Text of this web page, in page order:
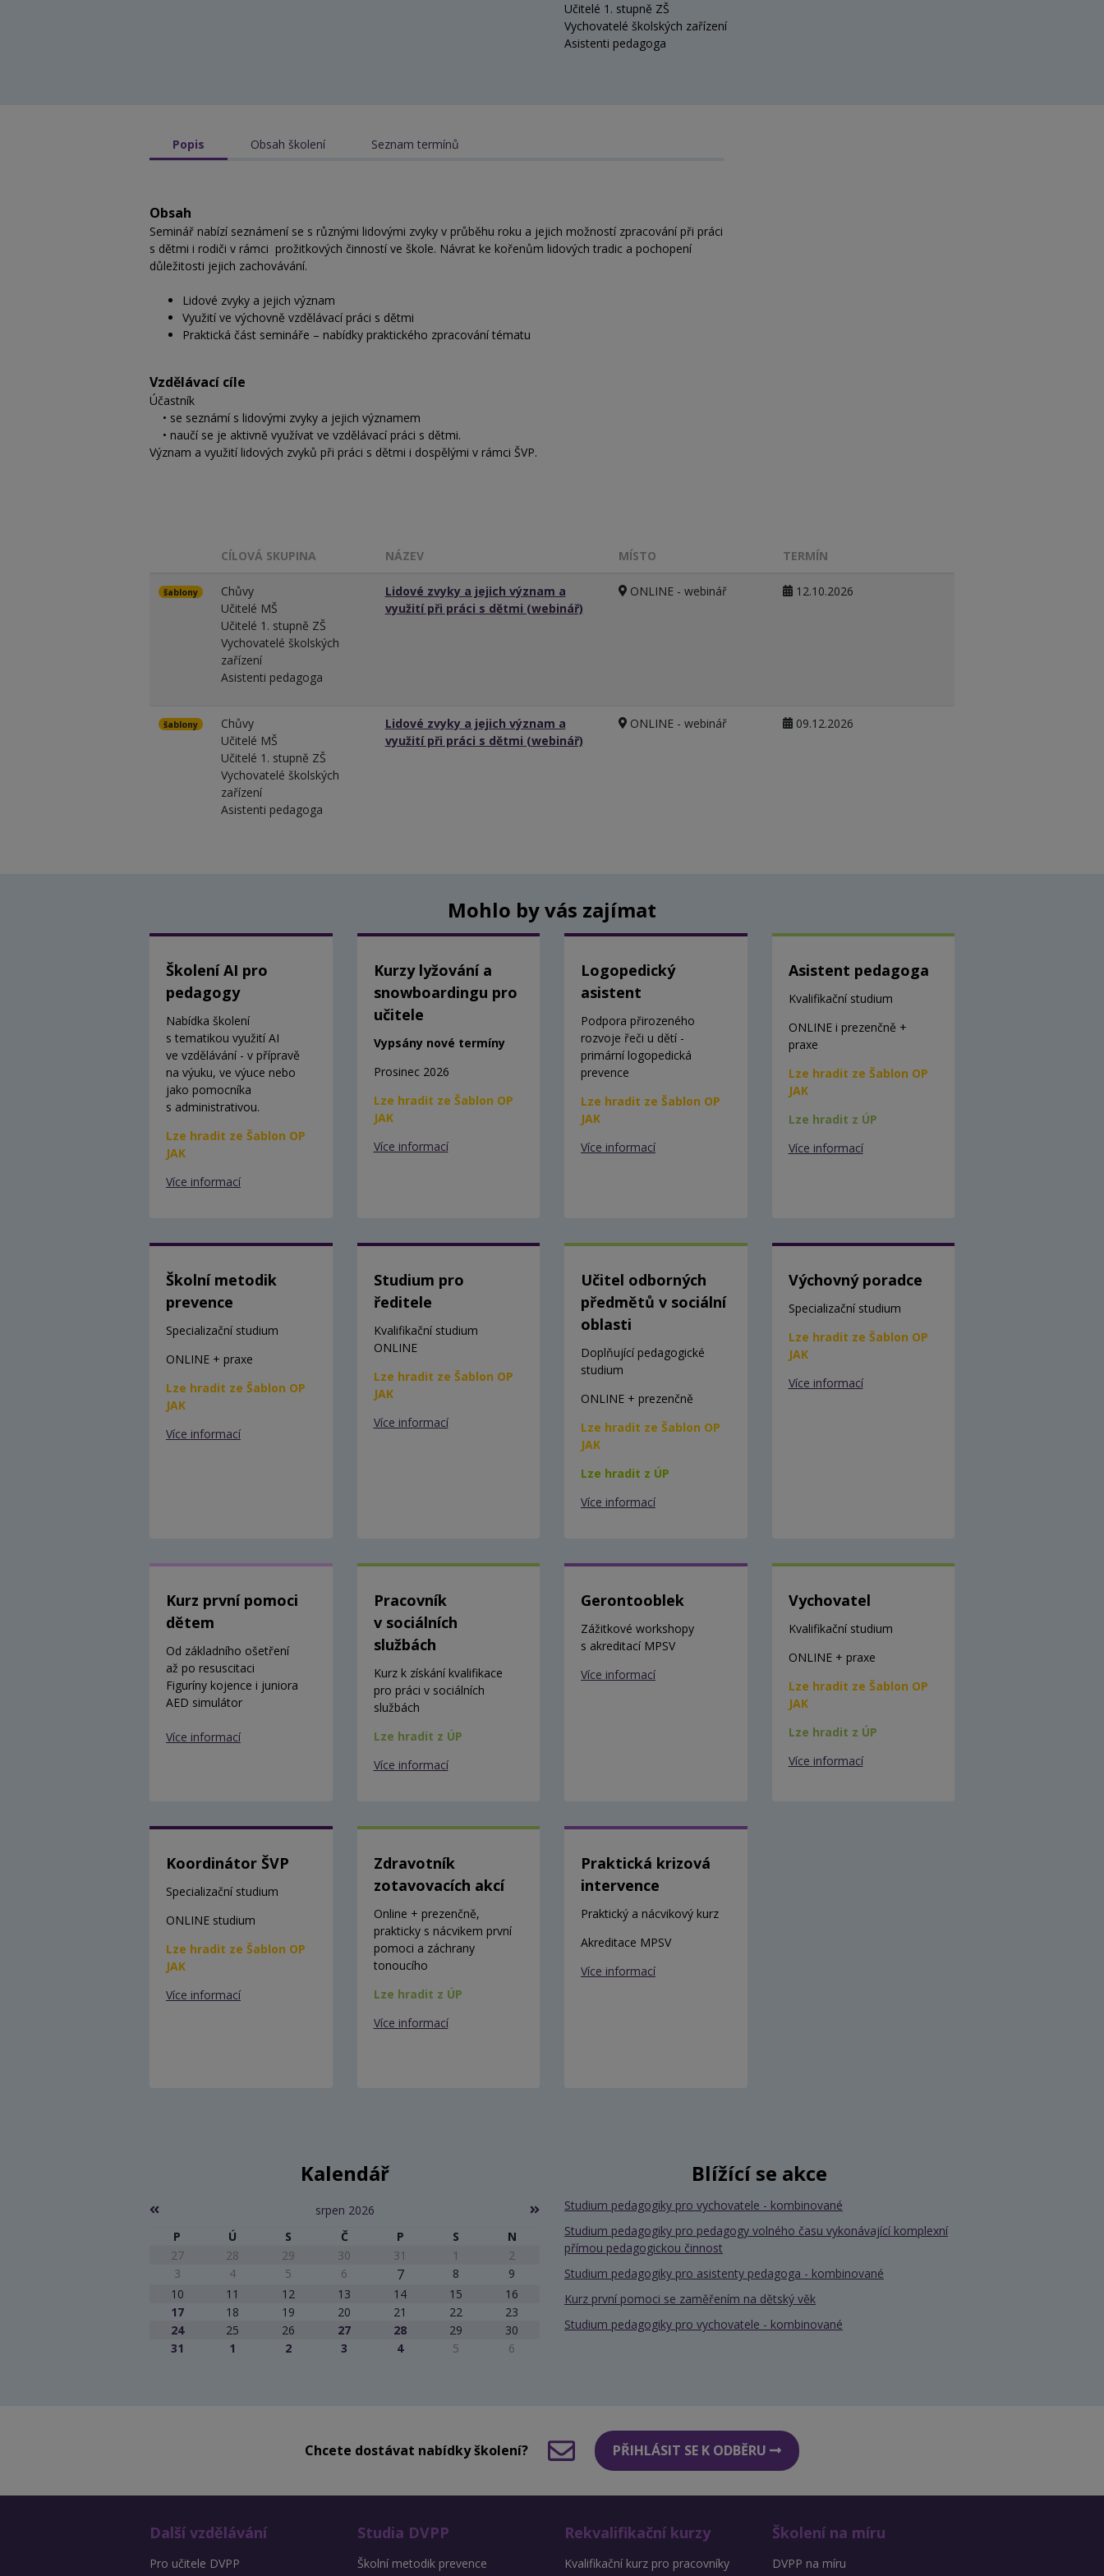
Učitelé 1. stupně ZŠ
Vychovatelé školských zařízení
Asistenti pedagoga
Popis Obsah školení Seznam termínů
Obsah
Seminář nabízí seznámení se s různými lidovými zvyky v průběhu roku a jejich možností zpracování při práci
s dětmi i rodiči v rámci prožitkových činností ve škole. Návrat ke kořenům lidových tradic a pochopení
důležitosti jejich zachovávání.
Lidové zvyky a jejich význam
Využití ve výchovně vzdělávací práci s dětmi
Praktická část semináře – nabídky praktického zpracování tématu
Vzdělávací cíle
Účastník
• se seznámí s lidovými zvyky a jejich významem
• naučí se je aktivně využívat ve vzdělávací práci s dětmi.
Význam a využití lidových zvyků při práci s dětmi i dospělými v rámci ŠVP.
CÍLOVÁ SKUPINA NÁZEV MÍSTO TERMÍN
šablony
Chůvy
Učitelé MŠ
Učitelé 1. stupně ZŠ
Vychovatelé školských
zařízení
Asistenti pedagoga
Lidové zvyky a jejich význam a
využití při práci s dětmi (webinář)
ONLINE - webinář 12.10.2026
šablony
Chůvy
Učitelé MŠ
Učitelé 1. stupně ZŠ
Vychovatelé školských
zařízení
Asistenti pedagoga
Lidové zvyky a jejich význam a
využití při práci s dětmi (webinář)
ONLINE - webinář 09.12.2026
Mohlo by vás zajímat
Školení AI pro
pedagogy
Nabídka školení
s tematikou využití AI
ve vzdělávání - v přípravě
na výuku, ve výuce nebo
jako pomocníka
s administrativou.
Lze hradit ze Šablon OP
JAK
Více informací
Kurzy lyžování a
snowboardingu pro
učitele
Vypsány nové termíny
Prosinec 2026
Lze hradit ze Šablon OP
JAK
Více informací
Logopedický
asistent
Podpora přirozeného
rozvoje řeči u dětí -
primární logopedická
prevence
Lze hradit ze Šablon OP
JAK
Více informací
Asistent pedagoga
Kvalifikační studium
ONLINE i prezenčně +
praxe
Lze hradit ze Šablon OP
JAK
Lze hradit z ÚP
Více informací
Školní metodik
prevence
Specializační studium
ONLINE + praxe
Lze hradit ze Šablon OP
JAK
Více informací
Studium pro
ředitele
Kvalifikační studium
ONLINE
Lze hradit ze Šablon OP
JAK
Více informací
Učitel odborných
předmětů v sociální
oblasti
Doplňující pedagogické
studium
ONLINE + prezenčně
Lze hradit ze Šablon OP
JAK
Lze hradit z ÚP
Více informací
Výchovný poradce
Specializační studium
Lze hradit ze Šablon OP
JAK
Více informací
Kurz první pomoci
dětem
Od základního ošetření
až po resuscitaci
Figuríny kojence i juniora
AED simulátor
Více informací
Pracovník
v sociálních
službách
Kurz k získání kvalifikace
pro práci v sociálních
službách
Lze hradit z ÚP
Více informací
Gerontooblek
Zážitkové workshopy
s akreditací MPSV
Více informací
Vychovatel
Kvalifikační studium
ONLINE + praxe
Lze hradit ze Šablon OP
JAK
Lze hradit z ÚP
Více informací
Koordinátor ŠVP
Specializační studium
ONLINE studium
Lze hradit ze Šablon OP
JAK
Více informací
Zdravotník
zotavovacích akcí
Online + prezenčně,
prakticky s nácvikem první
pomoci a záchrany
tonoucího
Lze hradit z ÚP
Více informací
Praktická krizová
intervence
Praktický a nácvikový kurz
Akreditace MPSV
Více informací
Kalendář
srpen 2026
P
Ú S Č P S
N
27
28 29 30 31 1
2
3
4 5 6 7 8
9
10
11 12 13 14 15
16
17
18 19 20 21 22
23
24
25 26 27 28 29
30
31
1 2 3 4 5 6
Blížící se akce
Studium pedagogiky pro vychovatele - kombinované
Studium pedagogiky pro pedagogy volného času vykonávající komplexní
přímou pedagogickou činnost
Studium pedagogiky pro asistenty pedagoga - kombinované
Kurz první pomoci se zaměřením na dětský věk
Studium pedagogiky pro vychovatele - kombinované
Chcete dostávat nabídky školení? PŘIHLÁSIT SE K ODBĚRU
Další vzdělávání
Pro učitele DVPP
Studia DVPP
Školní metodik prevence
Rekvalifikační kurzy
Kvalifikační kurz pro pracovníky
Školení na míru
DVPP na míru